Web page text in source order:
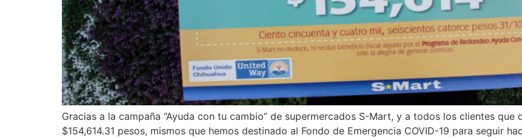
Gracias a la campaña “Ayuda con tu cambio” de supermercados S-Mart, y a todos los clientes
$154,614.31 pesos, mismos que hemos destinado al Fondo de Emergencia COVID-19 para seguir